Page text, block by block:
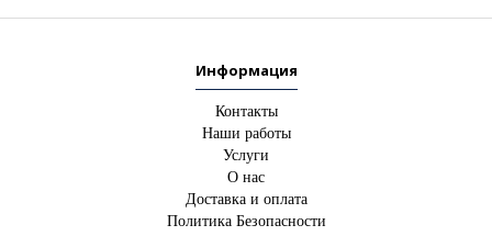
Информация
Контакты
Наши работы
Услуги
О нас
Доставка и оплата
Политика Безопасности